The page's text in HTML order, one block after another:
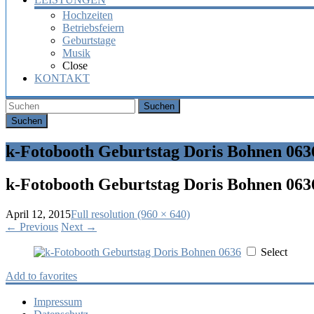
Hochzeiten
Betriebsfeiern
Geburtstage
Musik
Close
KONTAKT
Suchen
k-Fotobooth Geburtstag Doris Bohnen
k-Fotobooth Geburtstag Doris Bohnen
April 12, 2015Full resolution (960 × 640)
← Previous Next →
Select
Add to favorites
Impressum